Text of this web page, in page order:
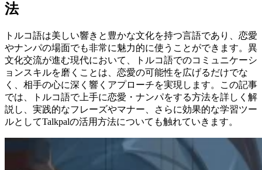
法
トルコ語は美しい響きと豊かな文化を持つ言語であり、恋愛
やナンパの場面でも非常に魅力的に使うことができます。異
文化交流が進む現代において、トルコ語でのコミュニケーシ
ョンスキルを磨くことは、恋愛の可能性を広げるだけでな
く、相手の心に深く響くアプローチを実現します。この記事
では、トルコ語で上手に恋愛・ナンパをする方法を詳しく解
説し、実践的なフレーズやマナー、さらに効果的な学習ツー
ルとしてTalkpalの活用方法についても触れていきます。